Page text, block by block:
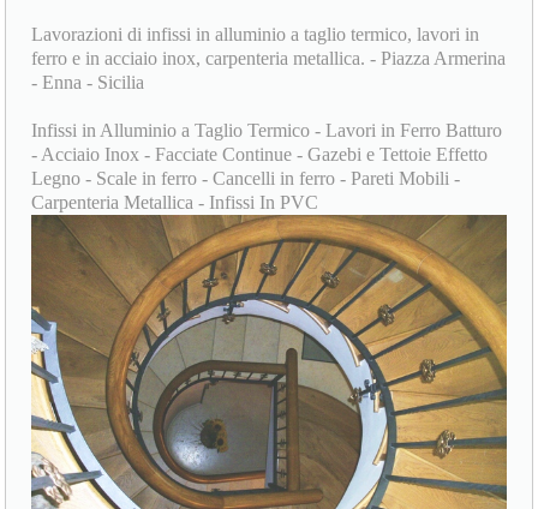
Lavorazioni di infissi in alluminio a taglio termico, lavori in
ferro e in acciaio inox, carpenteria metallica. - Piazza Armerina
- Enna - Sicilia
Infissi in Alluminio a Taglio Termico - Lavori in Ferro Batturo
- Acciaio Inox - Facciate Continue - Gazebi e Tettoie Effetto
Legno - Scale in ferro - Cancelli in ferro - Pareti Mobili -
Carpenteria Metallica - Infissi In PVC